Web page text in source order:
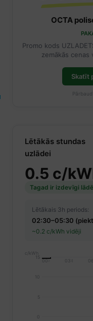
OCTA
Promo kods
zemākās cenas
Skatīt
Lētākās stundas
uzlādei
0.5 c/
Tagad ir izdevīgi
Lētākais 3h periods:
02:30–05:30
~0.2 c/kWh vidēji
c/kWh
0
5
10
15
00:00 03:00